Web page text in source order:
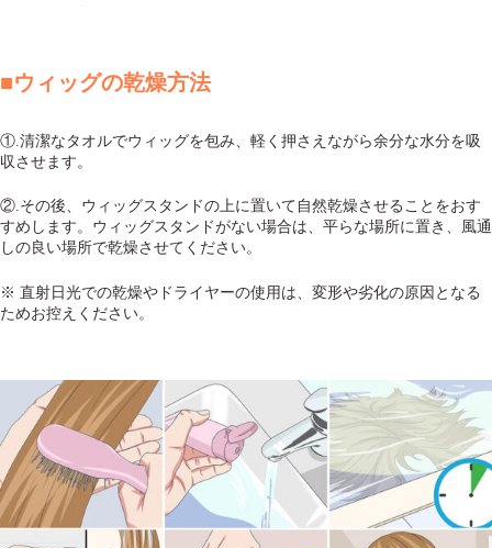
■ウィッグの乾燥方法
①.清潔なタオルでウィッグを包み、軽く押さえながら余分な水分を吸
収させます。
②.その後、ウィッグスタンドの上に置いて自然乾燥させることをおす
すめします。ウィッグスタンドがない場合は、平らな場所に置き、風通
しの良い場所で乾燥させてください。
※ 直射日光での乾燥やドライヤーの使用は、変形や劣化の原因となる
ためお控えください。